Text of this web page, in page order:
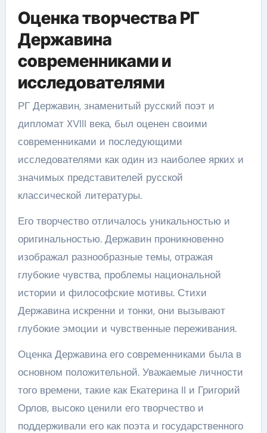
Оценка творчества РГ
Державина
современниками и
исследователями
РГ Державин, знаменитый русский поэт и
дипломат XVIII века, был оценен своими
современниками и последующими
исследователями как один из наиболее ярких и
значимых представителей русской
классической литературы.
Его творчество отличалось уникальностью и
оригинальностью. Державин проникновенно
изображал разнообразные темы, отражая
глубокие чувства, проблемы национальной
истории и философские мотивы. Стихи
Державина искренни и тонки, они вызывают
глубокие эмоции и чувственные переживания.
Оценка Державина его современниками была в
основном положительной. Уважаемые личности
того времени, такие как Екатерина II и Григорий
Орлов, высоко ценили его творчество и
поддерживали его как поэта и государственного